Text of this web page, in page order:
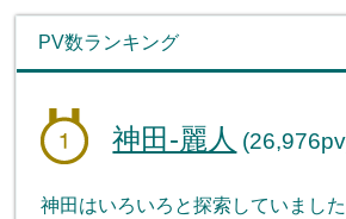
PV数ランキング
神田-麗人
神田はいろいろと探索していまし